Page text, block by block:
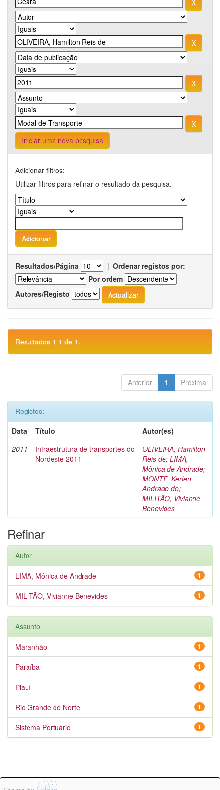
Iniciar uma nova pesquisa
Adicionar filtros:
Utilizar filtros para refinar o resultado da pesquisa.
Resultados/Página | Ordenar registos por:
Por ordem
Autores/Registo
Resultados 1-1 de 1.
Anterior 1 Próxima
Registos:
Data
Título
Autor(es)
2011
Infraestrutura de transportes do
Nordeste 2011
OLIVEIRA, Hamilton
Reis de; LIMA,
Mônica de Andrade;
MONTE, Kerlen
Andrade do;
MILITÃO, Vivianne
Benevides
Refinar
Autor
1
LIMA, Mônica de Andrade
1
MILITÃO, Vivianne Benevides
Assunto
1
Maranhão
1
Paraíba
1
Piauí
1
Rio Grande do Norte
1
Sistema Portuário